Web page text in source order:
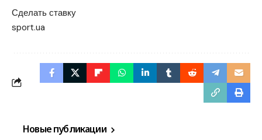
Сделать ставку
sport.ua
Новые публикации